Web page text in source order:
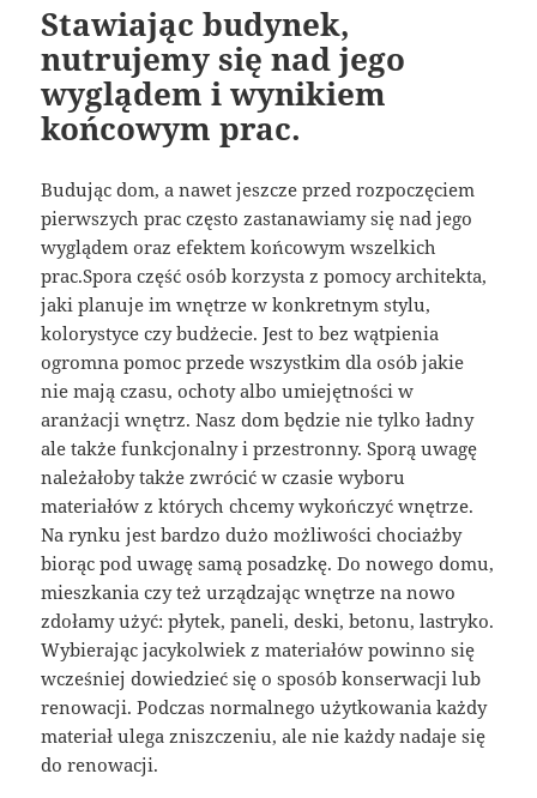
Stawiając budynek,
nutrujemy się nad jego
wyglądem i wynikiem
końcowym prac.
Budując dom, a nawet jeszcze przed rozpoczęciem
pierwszych prac często zastanawiamy się nad jego
wyglądem oraz efektem końcowym wszelkich
prac.Spora część osób korzysta z pomocy architekta,
jaki planuje im wnętrze w konkretnym stylu,
kolorystyce czy budżecie. Jest to bez wątpienia
ogromna pomoc przede wszystkim dla osób jakie
nie mają czasu, ochoty albo umiejętności w
aranżacji wnętrz. Nasz dom będzie nie tylko ładny
ale także funkcjonalny i przestronny. Sporą uwagę
należałoby także zwrócić w czasie wyboru
materiałów z których chcemy wykończyć wnętrze.
Na rynku jest bardzo dużo możliwości chociażby
biorąc pod uwagę samą posadzkę. Do nowego domu,
mieszkania czy też urządzając wnętrze na nowo
zdołamy użyć: płytek, paneli, deski, betonu, lastryko.
Wybierając jacykolwiek z materiałów powinno się
wcześniej dowiedzieć się o sposób konserwacji lub
renowacji. Podczas normalnego użytkowania każdy
materiał ulega zniszczeniu, ale nie każdy nadaje się
do renowacji.